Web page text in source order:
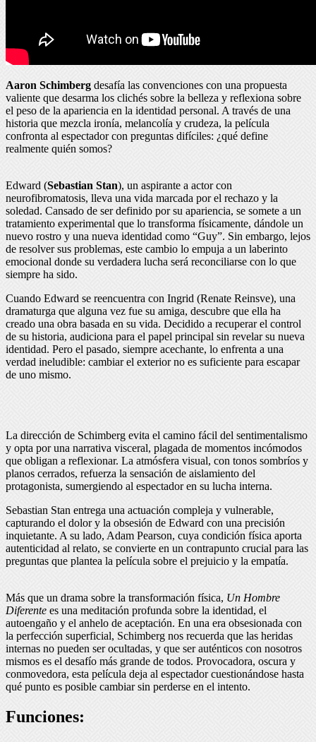
Aaron Schimberg desafía las convenciones con una propuesta
valiente que desarma los clichés sobre la belleza y reflexiona sobre
el peso de la apariencia en la identidad personal. A través de una
historia que mezcla ironía, melancolía y crudeza, la película
confronta al espectador con preguntas difíciles: ¿qué define
realmente quién somos?
Edward (Sebastian Stan), un aspirante a actor con
neurofibromatosis, lleva una vida marcada por el rechazo y la
soledad. Cansado de ser definido por su apariencia, se somete a un
tratamiento experimental que lo transforma físicamente, dándole un
nuevo rostro y una nueva identidad como “Guy”. Sin embargo, lejos
de resolver sus problemas, este cambio lo empuja a un laberinto
emocional donde su verdadera lucha será reconciliarse con lo que
siempre ha sido.
Cuando Edward se reencuentra con Ingrid (Renate Reinsve), una
dramaturga que alguna vez fue su amiga, descubre que ella ha
creado una obra basada en su vida. Decidido a recuperar el control
de su historia, audiciona para el papel principal sin revelar su nueva
identidad. Pero el pasado, siempre acechante, lo enfrenta a una
verdad ineludible: cambiar el exterior no es suficiente para escapar
de uno mismo.
La dirección de Schimberg evita el camino fácil del sentimentalismo
y opta por una narrativa visceral, plagada de momentos incómodos
que obligan a reflexionar. La atmósfera visual, con tonos sombríos y
planos cerrados, refuerza la sensación de aislamiento del
protagonista, sumergiendo al espectador en su lucha interna.
Sebastian Stan entrega una actuación compleja y vulnerable,
capturando el dolor y la obsesión de Edward con una precisión
inquietante. A su lado, Adam Pearson, cuya condición física aporta
autenticidad al relato, se convierte en un contrapunto crucial para las
preguntas que plantea la película sobre el prejuicio y la empatía.
Más que un drama sobre la transformación física, Un Hombre
Diferente es una meditación profunda sobre la identidad, el
autoengaño y el anhelo de aceptación. En una era obsesionada con
la perfección superficial, Schimberg nos recuerda que las heridas
internas no pueden ser ocultadas, y que ser auténticos con nosotros
mismos es el desafío más grande de todos. Provocadora, oscura y
conmovedora, esta película deja al espectador cuestionándose hasta
qué punto es posible cambiar sin perderse en el intento.
Funciones: